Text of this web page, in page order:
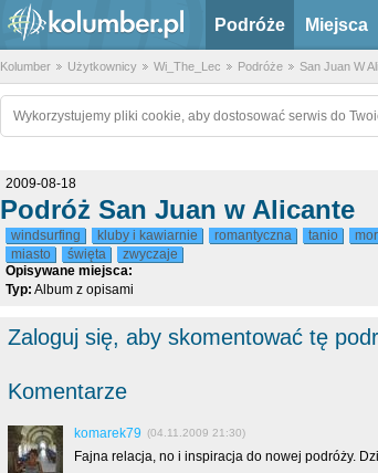
Podróże Miejsca
Kolumber Użytkownicy Wi_The_Lec Podróże San Juan W
Wykorzystujemy pliki cookie, aby dostosować serwis do
2009-08-18
Podróż San Juan w Alicante
windsurfing kluby i kawiarnie romantyczna tanio
miasto
święta
zwyczaje
Opisywane miejsca:
Typ: Album z opisami
Zaloguj się, aby skomentować tę
Komentarze
komarek79 (04.11.2009 21:30)
Fajna relacja, no i inspiracja do nowej podróży.